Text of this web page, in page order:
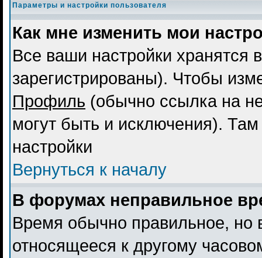
Параметры и настройки пользователя
Как мне изменить мои
Все ваши настройки хранятся
зарегистрированы). Чтобы
Профиль (обычно ссылка на
могут быть и исключения).
настройки
Вернуться к началу
В форумах неправильное
Время обычно правильное, но
относящееся к другому